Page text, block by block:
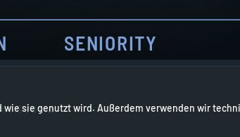
SENIORITY
Geduld.
sie genutzt wird. Außerdem verwenden wir